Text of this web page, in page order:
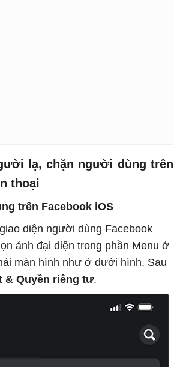
lạ, chặn người dùng trên
thoại
trên Facebook iOS
diện người dùng Facebook
ảnh đại diện trong phần Menu ở
màn hình như ở dưới hình. Sau
& Quyền riêng tư.